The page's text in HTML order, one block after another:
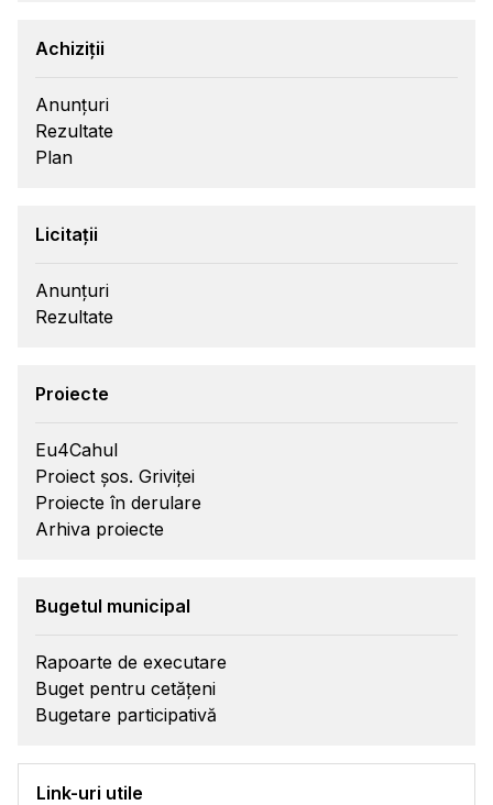
Achiziții
Anunțuri
Rezultate
Plan
Licitații
Anunțuri
Rezultate
Proiecte
Eu4Cahul
Proiect șos. Griviței
Proiecte în derulare
Arhiva proiecte
Bugetul municipal
Rapoarte de executare
Buget pentru cetățeni
Bugetare participativă
Link-uri utile